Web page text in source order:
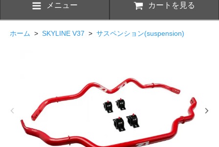
メニュー カートを見る
ホーム > SKYLINE V37 > サスペンション(suspension)